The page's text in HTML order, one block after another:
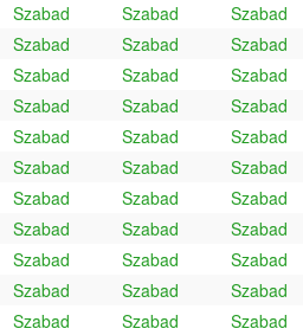
Szabad Szabad
Szabad
Szabad Szabad
Szabad
Szabad Szabad
Szabad
Szabad Szabad
Szabad
Szabad Szabad
Szabad
Szabad Szabad
Szabad
Szabad Szabad
Szabad
Szabad Szabad
Szabad
Szabad Szabad
Szabad
Szabad Szabad
Szabad
Szabad Szabad
Szabad